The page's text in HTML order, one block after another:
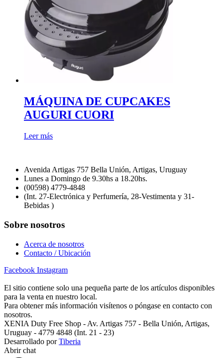
MÁQUINA DE CUPCAKES
AUGURI CUORI
Leer más
Avenida Artigas 757 Bella Unión, Artigas, Uruguay
Lunes a Domingo de 9.30hs a 18.20hs.
(00598) 4779-4848
(Int. 27-Electrónica y Perfumería, 28-Vestimenta y 31-
Bebidas )
Sobre nosotros
Acerca de nosotros
Contacto / Ubicación
Facebook Instagram
El sitio contiene solo una pequeña parte de los artículos disponibles
para la venta en nuestro local.
Para obtener más información visítenos o póngase en contacto con
nosotros.
XENIA Duty Free Shop - Av. Artigas 757 - Bella Unión, Artigas,
Uruguay - 4779 4848 (Int. 21 - 23)
Desarrollado porTiberia
Abrir chat